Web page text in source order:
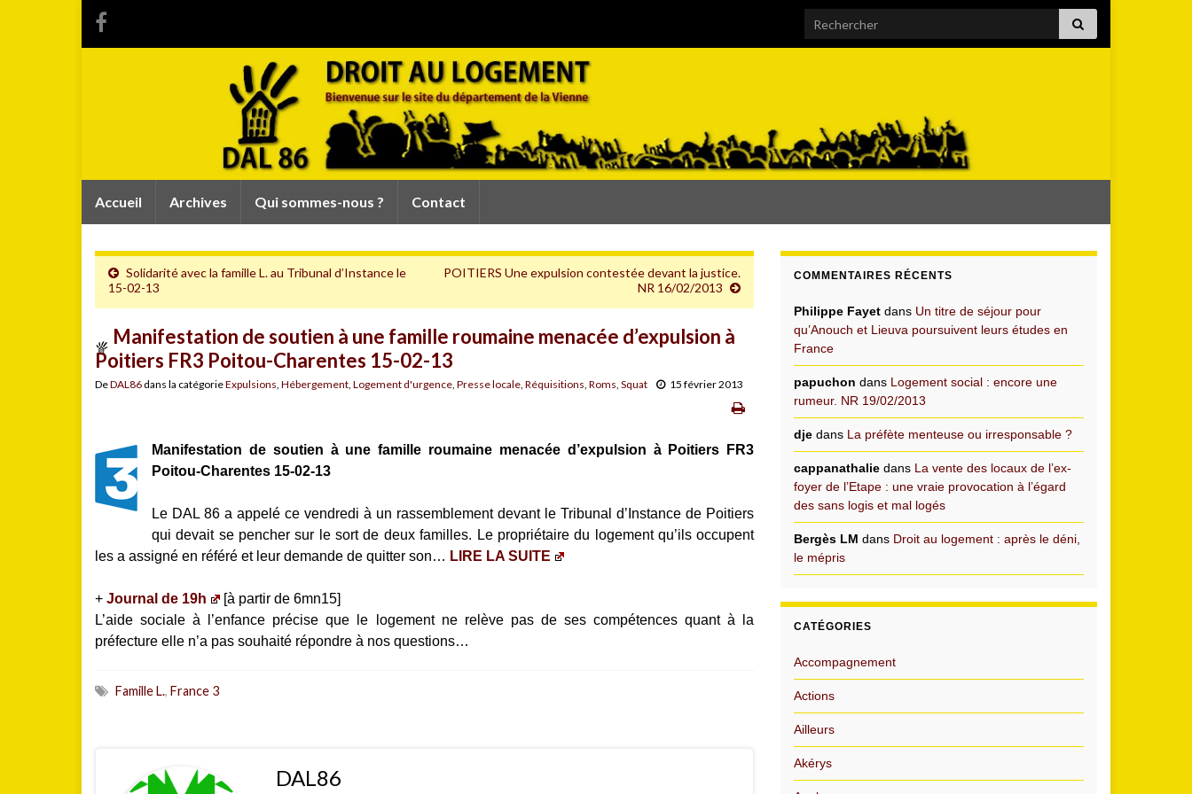
Search for:
Accueil Archives Qui sommes-nous ? Contact
Solidarité avec la famille L. au Tribunal d’Instance le
15-02-13
POITIERS Une expulsion contestée devant la justice.
NR 16/02/2013
Manifestation de soutien à une famille roumaine menacée d’expulsion à
Poitiers FR3 Poitou-Charentes 15-02-13
DeDAL86 dans la catégorieExpulsions Hébergement Logement d'urgence Presse locale Réquisitions Roms Squat 15 février 2013
Manifestation de soutien à une famille roumaine menacée d’expulsion à Poitiers FR3
Poitou-Charentes 15-02-13
Le DAL 86 a appelé ce vendredi à un rassemblement devant le Tribunal d’Instance de Poitiers
qui devait se pencher sur le sort de deux familles. Le propriétaire du logement qu’ils occupent
les a assigné en référé et leur demande de quitter son… LIRE LA SUITE
+ Journal de 19h
[à partir de 6mn15]
L’aide sociale à l’enfance précise que le logement ne relève pas de ses compétences quant à la
préfecture elle n’a pas souhaité répondre à nos questions…
Famille L., France 3
DAL86
COMMENTAIRES RÉCENTS
Philippe Fayet dans Un titre de séjour pour
qu’Anouch et Lieuva poursuivent leurs études en
France
papuchon dans Logement social : encore une
rumeur. NR 19/02/2013
dje dans La préfète menteuse ou irresponsable ?
cappanathalie dans La vente des locaux de l’ex-
foyer de l’Etape : une vraie provocation à l’égard
des sans logis et mal logés
Bergès LM dans Droit au logement : après le déni,
le mépris
CATÉGORIES
Accompagnement
Actions
Ailleurs
Akérys